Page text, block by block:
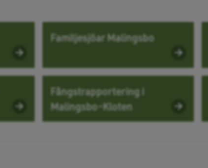
Familjesjöar Malingsbo
Fångstrapportering i
Malingsbo-Kloten